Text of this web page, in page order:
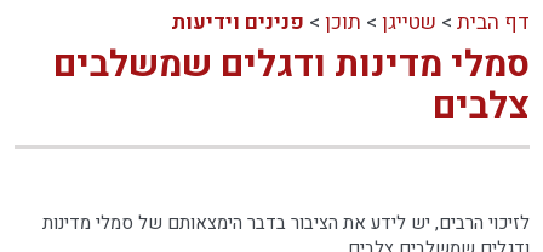
דף הבית > שטייגן > תוכן > פנינים וידיעות
סמלי מדינות ודגלים שמשלבים
צלבים
לזיכוי הרבים, יש לידע את הציבור בדבר הימצאותם של סמלי מדינות